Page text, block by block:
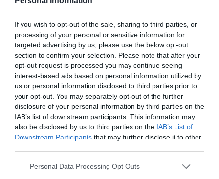
If you wish to opt-out of the sale, sharing to third parties, or
processing of your personal or sensitive information for
targeted advertising by us, please use the below opt-out
section to confirm your selection. Please note that after your
opt-out request is processed you may continue seeing
interest-based ads based on personal information utilized by
us or personal information disclosed to third parties prior to
your opt-out. You may separately opt-out of the further
disclosure of your personal information by third parties on the
IAB’s list of downstream participants. This information may
also be disclosed by us to third parties on the IAB’s List of
Downstream Participants that may further disclose it to other
Personal Data Processing Opt Outs
Edellinen artikkeli
Zlatan Ibrahimovic huristeli
Ferrarilla Tukholmassa ja
nappasi sakot
Seuraava artikkeli
Harry Kanelta hieno teko –
ryhtyy entisen seuransa
paitasponsoriksi